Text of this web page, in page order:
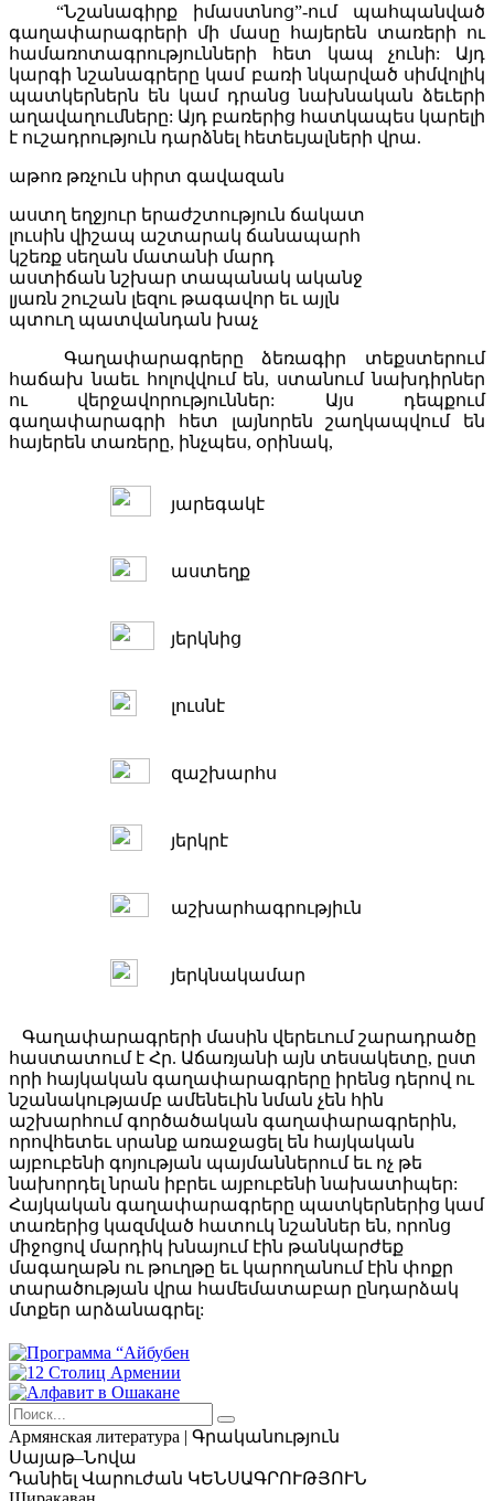
“Նշանագիրք իմաստնոց”-ում պահպանված
գաղափարագրերի մի մասը հայերեն տառերի ու
համառոտագրությունների հետ կապ չունի: Այդ
կարգի նշանագրերը կամ բառի նկարված սիմվոլիկ
պատկերներն են կամ դրանց նախնական ձեւերի
աղավաղումները: Այդ բառերից հատկապես կարելի
է ուշադրություն դարձնել հետեւյալների վրա.
աթոռ թռչուն սիրտ գավազան
աստղ եղջյուր երաժշտություն ճակատ
լուսին վիշապ աշտարակ ճանապարհ
կշեռք սեղան մատանի մարդ
աստիճան նշխար տապանակ ականջ
լյառն շուշան լեզու թագավոր եւ այլն
պտուղ պատվանդան խաչ
Գաղափարագրերը ձեռագիր տեքստերում
հաճախ նաեւ հոլովվում են, ստանում նախդիրներ
ու վերջավորություններ: Այս դեպքում
գաղափարագրի հետ լայնորեն շաղկապվում են
հայերեն տառերը, ինչպես, օրինակ,
յարեգակէ
աստեղք
յերկնից
լուսնէ
զաշխարհս
յերկրէ
աշխարհագրությիւն
յերկնակամար
Գաղափարագրերի մասին վերեւում շարադրածը
հաստատում է Հր. Աճառյանի այն տեսակետը, ըստ
որի հայկական գաղափարագրերը իրենց դերով ու
նշանակությամբ ամենեւին նման չեն հին
աշխարհում գործածական գաղափարագրերին,
որովհետեւ սրանք առաջացել են հայկական
այբուբենի գոյության պայմաններում եւ ոչ թե
նախորդել նրան իբրեւ այբուբենի նախատիպեր:
Հայկական գաղափարագրերը պատկերներից կամ
տառերից կազմված հատուկ նշաններ են, որոնց
միջոցով մարդիկ խնայում էին թանկարժեք
մագաղաթն ու թուղթը եւ կարողանում էին փոքր
տարածության վրա համեմատաբար ընդարձակ
մտքեր արձանագրել:
Армянская литература | Գրականություն
Սայաթ–Նովա
Դանիել Վարուժան ԿԵՆՍԱԳՐՈՒԹՅՈՒՆ